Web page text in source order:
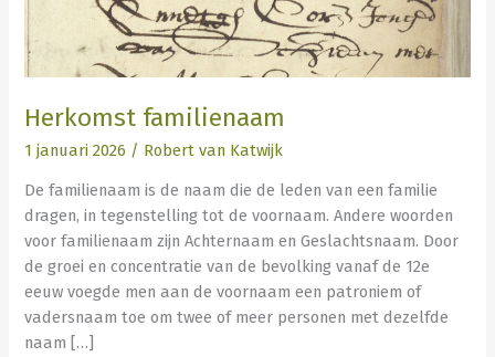
Herkomst familienaam
1 januari 2026 / Robert van Katwijk
De familienaam is de naam die de leden van een familie
dragen, in tegenstelling tot de voornaam. Andere woorden
voor familienaam zijn Achternaam en Geslachtsnaam. Door
de groei en concentratie van de bevolking vanaf de 12e
eeuw voegde men aan de voornaam een patroniem of
vadersnaam toe om twee of meer personen met dezelfde
naam […]